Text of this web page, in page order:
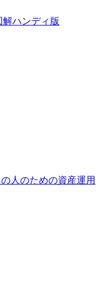
ハンディ版
人のための資産運用